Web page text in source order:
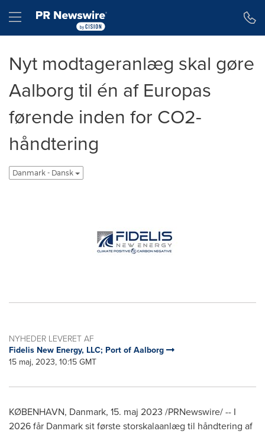
Hamburger menu
Nyt modtageranlæg skal gøre
Aalborg til én af Europas
førende inden for CO2-
håndtering
Danmark - Dansk
NYHEDER LEVERET AF
Fidelis New Energy, LLC; Port of Aalborg
15 maj, 2023, 10:15 GMT
KØBENHAVN, Danmark, 15. maj 2023 /PRNewswire/ -- I
2026 får Danmark sit første storskalaanlæg til håndtering af